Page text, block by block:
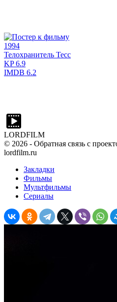
1994
Телохранитель Тесс
KP6.9
IMDB 6.2
LORDFILM
© 2026 - Обратная связь с
lordfilm.ru
Закладки
Фильмы
Мультфильмы
Сериалы